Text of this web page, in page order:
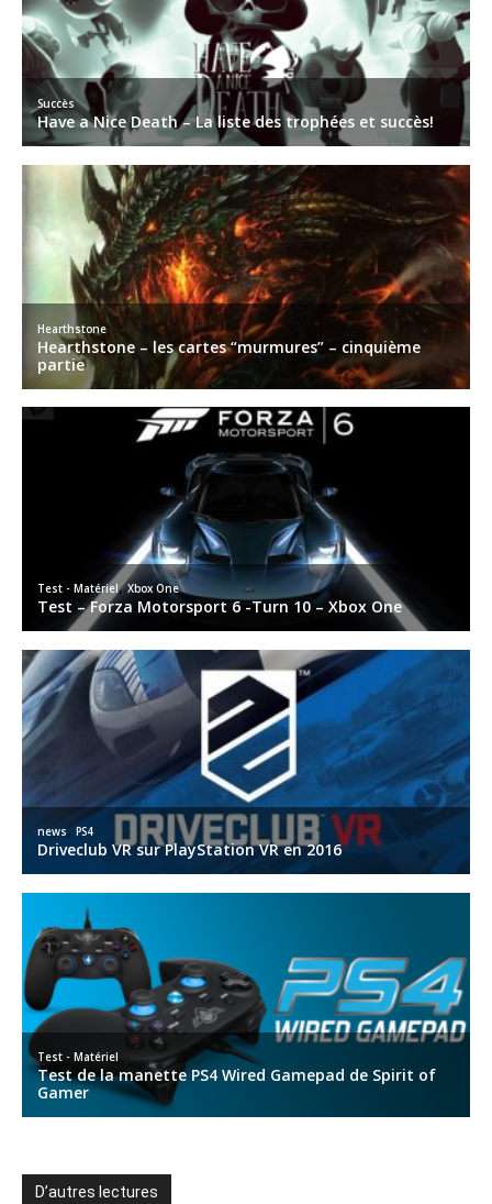
D’autres lectures